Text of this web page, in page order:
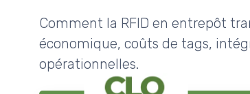
Comment la RFID en entrepôt
économique, coûts de tags,
opérationnelles.